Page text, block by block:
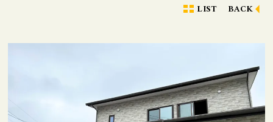
LIST BACK